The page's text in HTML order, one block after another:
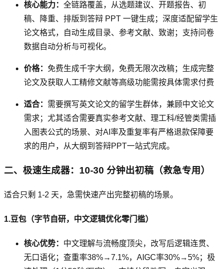
核心能力： 全链路覆盖，从选题建议、开题报告、初
稿、降重、排版到答辩 PPT 一键生成；深度适配留学生
论文格式，自动生成目录、参考文献、致谢；支持问卷
数据自动分析与可视化。
价格： 免费生成千字大纲，免费无限次改稿；生成完整
论文及获取人工精修文献等高级功能需按具体需求付费
适合： 需要撰写英文论文的留学生群体，兼顾中文论文
需求；尤其适合需要真实参考文献、理工科/经管类需插
入图表公式的场景、对AI率及重复率有严格退款保障要
求的用户，从大纲到答辩PPT一站式完成。
二、极速生成器：10-30 分钟出初稿（救急专用）
适合只剩 1-2 天，急需快速产出完整初稿的场景。
1.豆包（字节自研，中文逻辑优化零门槛）
核心优势： 中文理解与流畅度顶尖，改写后逻辑连贯、
无口语化；查重率38%→7.1%，AIGC率30%→5%；极